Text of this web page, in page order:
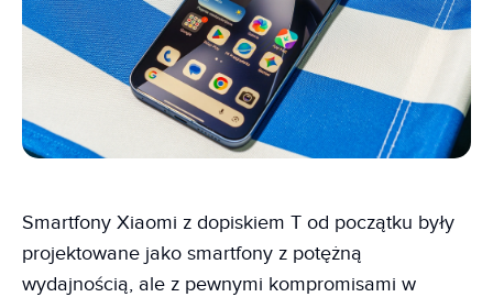
Smartfony Xiaomi z dopiskiem T od początku były
projektowane jako smartfony z potężną
wydajnością, ale z pewnymi kompromisami w